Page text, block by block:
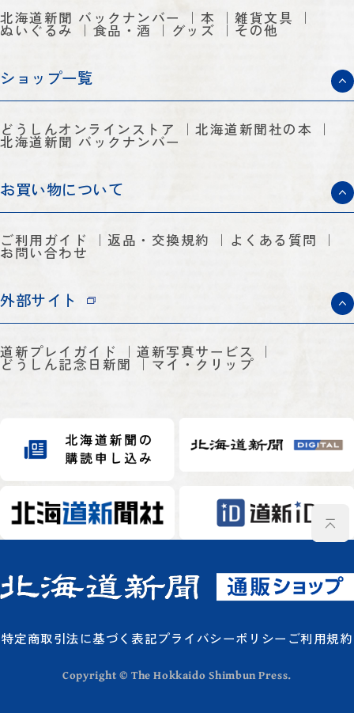
北海道新聞 バックナンバー 本 雑貨文具
ぬいぐるみ 食品・酒 グッズ その他
ショップ一覧
どうしんオンラインストア 北海道新聞社の本
北海道新聞 バックナンバー
お買い物について
ご利用ガイド 返品・交換規約 よくある質問
お問い合わせ
外部サイト
道新プレイガイド 道新写真サービス
どうしん記念日新聞 マイ・クリップ
特定商取引法に基づく表記プライバシーポリシー ご利用規約
Copyright © The Hokkaido Shimbun Press.